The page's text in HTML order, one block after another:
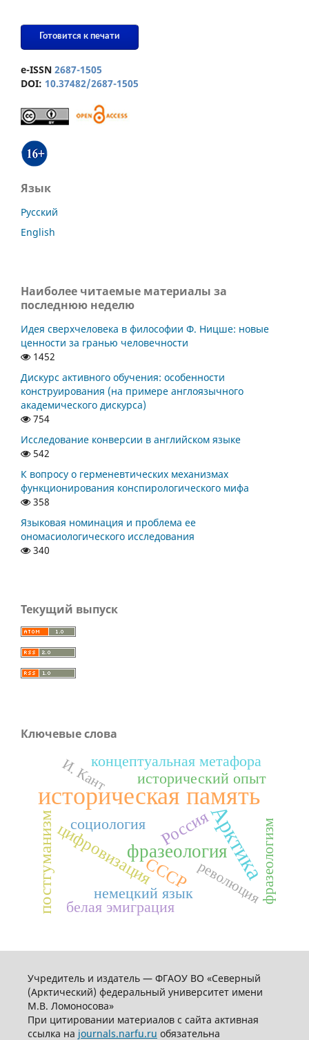
Готовится к печати
e-ISSN 2687-1505
DOI: 10.37482/2687-1505
Язык
Русский
English
Наиболее читаемые материалы за
последнюю неделю
Идея сверхчеловека в философии Ф. Ницше: новые
ценности за гранью человечности
1452
Дискурс активного обучения: особенности
конструирования (на примере англоязычного
академического дискурса)
754
Исследование конверсии в английском языке
542
К вопросу о герменевтических механизмах
функционирования конспирологического мифа
358
Языковая номинация и проблема ее
ономасиологического исследования
340
Текущий выпуск
Ключевые слова
историческая память
Арктика
фразеология
Россия
СССР
цифровизация
постгуманизм социология
исторический опыт
концептуальная метафора
немецкий язык
белая эмиграция
революцияфразеологизм
И. Кант
Учредитель и издатель — ФГАОУ ВО «Северный
(Арктический) федеральный университет имени
М.В. Ломоносова»
При цитировании материалов с сайта активная
ссылка на journals.narfu.ru обязательна